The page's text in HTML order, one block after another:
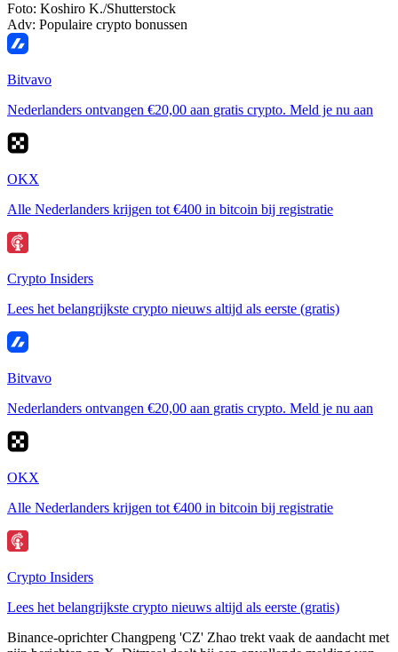
Foto: Koshiro K./Shutterstock
Adv: Populaire crypto bonussen
Bitvavo
Nederlanders ontvangen €20,00 aan gratis crypto. Meld je nu aan
OKX
Alle Nederlanders krijgen tot €400 in bitcoin bij registratie
Crypto Insiders
Lees het belangrijkste crypto nieuws altijd als eerste (gratis)
Bitvavo
Nederlanders ontvangen €20,00 aan gratis crypto. Meld je nu aan
OKX
Alle Nederlanders krijgen tot €400 in bitcoin bij registratie
Crypto Insiders
Lees het belangrijkste crypto nieuws altijd als eerste (gratis)
Binance-oprichter Changpeng 'CZ' Zhao trekt vaak de aandacht met